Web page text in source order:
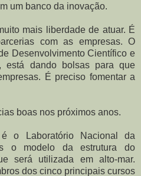
um banco da inovação.
mais liberdade de atuar. É
com as empresas. O
Desenvolvimento Científico e
está dando bolsas para que
É preciso fomentar a
boas nos próximos anos.
o Laboratório Nacional da
o modelo da estrutura do
será utilizada em alto-mar.
dos cinco principais cursos